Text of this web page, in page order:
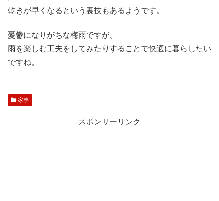
乾きが早くなるという裏技もあるようです。
憂鬱になりがちな梅雨ですが、
雨を楽しむ工夫をしてみたりすることで快適に暮らしたい
ですね。
家事
スポンサーリンク